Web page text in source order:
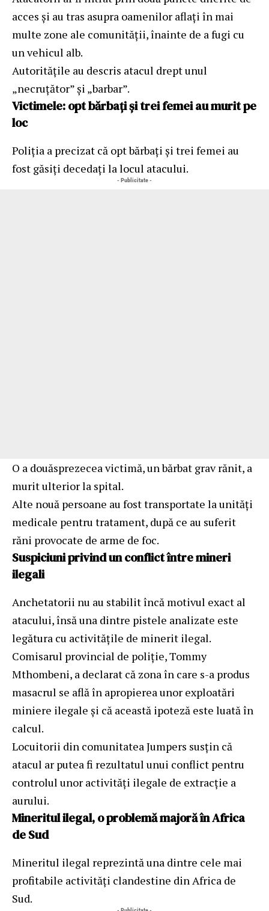
acces și au tras asupra oamenilor aflați în mai
multe zone ale comunității, înainte de a fugi cu
un vehicul alb.
Autoritățile au descris atacul drept unul
„necruțător” și „barbar”.
Victimele: opt bărbați și trei femei au murit pe
loc
Poliția a precizat că opt bărbați și trei femei au
fost găsiți decedați la locul atacului.
- Publicitate -
O a douăsprezecea victimă, un bărbat grav rănit, a
murit ulterior la spital.
Alte nouă persoane au fost transportate la unități
medicale pentru tratament, după ce au suferit
răni provocate de arme de foc.
Suspiciuni privind un conflict între mineri
ilegali
Anchetatorii nu au stabilit încă motivul exact al
atacului, însă una dintre pistele analizate este
legătura cu activitățile de minerit ilegal.
Comisarul provincial de poliție, Tommy
Mthombeni, a declarat că zona în care s-a produs
masacrul se află în apropierea unor exploatări
miniere ilegale și că această ipoteză este luată în
calcul.
Locuitorii din comunitatea Jumpers susțin că
atacul ar putea fi rezultatul unui conflict pentru
controlul unor activități ilegale de extracție a
aurului.
Mineritul ilegal, o problemă majoră în Africa
de Sud
Mineritul ilegal reprezintă una dintre cele mai
profitabile activități clandestine din Africa de
Sud.